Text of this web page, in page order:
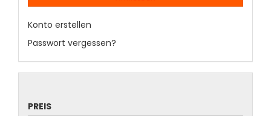
Konto erstellen
Passwort vergessen?
PREIS